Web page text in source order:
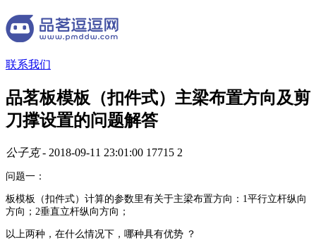
联系我们
品茗板模板（扣件式）主梁布置方向及剪
刀撑设置的问题解答
公子克- 2018-09-11 23:01:00 17715 2
问题一：
板模板（扣件式）计算的参数里有关于主梁布置方向：1平行立杆纵向
方向；2垂直立杆纵向方向；
以上两种，在什么情况下，哪种具有优势 ？